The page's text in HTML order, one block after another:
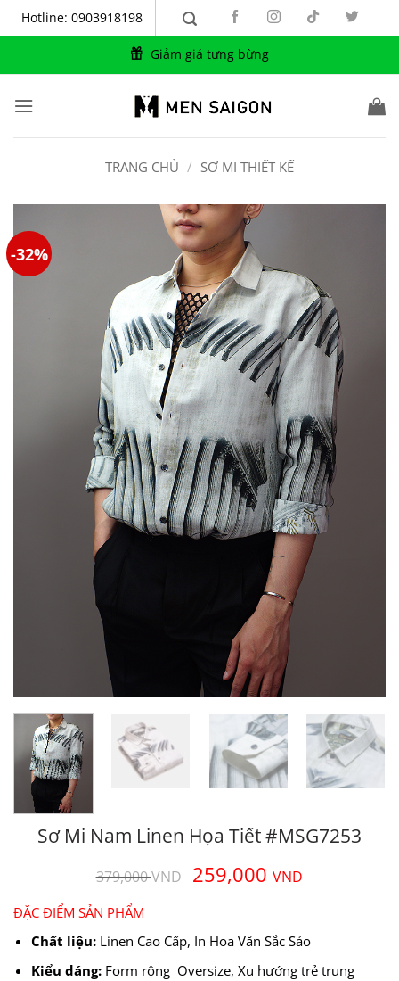
dung
Hotline: 0903918198
Giảm giá tưng bừng
TRANG CHỦ / SƠ MI THIẾT KẾ
-32%
Sơ Mi Nam Linen Họa Tiết #MSG7253
379,000VND Giá
gốc
379,000 VND.
259,000VND
259,000
ĐẶC ĐIỂM SẢN PHẨM
Chất liệu:Linen Cao Cấp, In Hoa Văn Sắc Sảo
Kiểu dáng:Form rộng Oversize, Xu hướng trẻ trung